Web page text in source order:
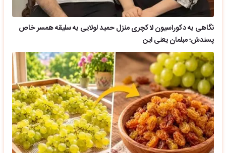
نگاهی به دکوراسیون لاکچری منزل حمید لولایی به سلیقه همسر خاص
پسندش؛ مبلمان یعنی این